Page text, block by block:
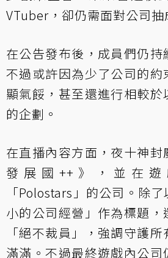
VTuber，卻仍需面對公司抽
在公告發布後，成員們仍持
不過或許因為少了公司的約
顯氣餒，甚至還進行相較
的企劃。
在直播內容方面，夜十神
發展國++》，並在
「Polostars」的公司。除
小的公司經營」作為標題
「絕不裁員」，強調守護
滿滿。不過最終遊戲內公司